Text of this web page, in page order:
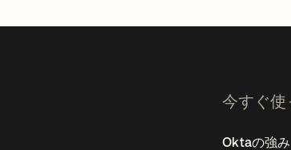
今すぐ使
Oktaの強み